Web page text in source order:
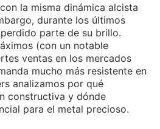
la misma dinámica alcista
durante los últimos
parte de su brillo.
(con un notable
ventas en los mercados
mucho más resistente en
analizamos por qué
constructiva y dónde
para el metal precioso.